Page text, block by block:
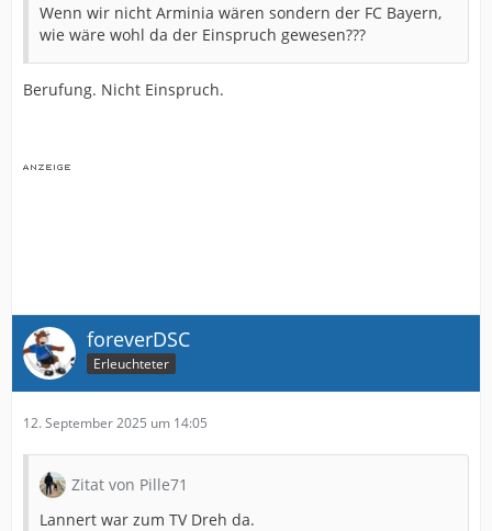
Wenn wir nicht Arminia wären sondern der FC Bayern,
wie wäre wohl da der Einspruch gewesen???
Berufung. Nicht Einspruch.
foreverDSC
Erleuchteter
12. September 2025 um 14:05
Zitat von Pille71
Lannert war zum TV Dreh da.